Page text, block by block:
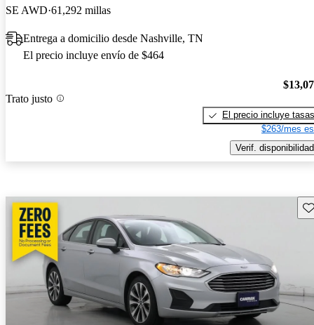
SE AWD 61,292 millas
Entrega a domicilio desde Nashville, TN
El precio incluye envío de $464
Trato justo
El precio incluye tasas
$263/mes
Verif. disponibilidad